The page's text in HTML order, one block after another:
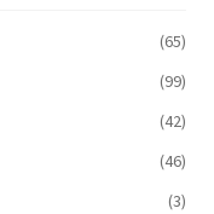
(65)
(99)
(42)
(46)
(3)